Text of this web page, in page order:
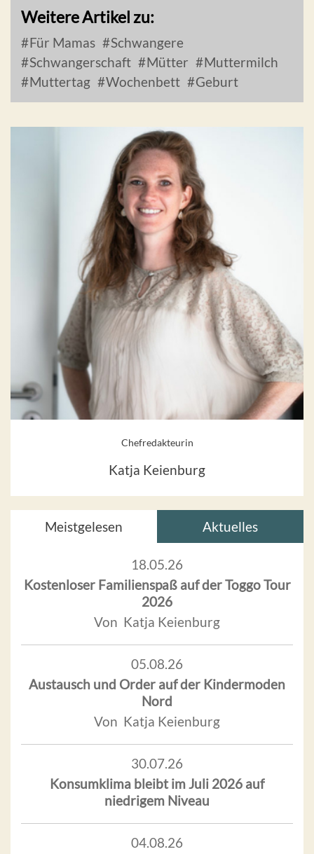
Weitere Artikel zu:
Für Mamas
Schwangere
Schwangerschaft
Mütter
Muttermilch
Muttertag
Wochenbett Geburt
Chefredakteurin
Katja Keienburg
Meistgelesen Aktuelles
18.05.26
Kostenloser Familienspaß auf der Toggo Tour
2026
Von Katja Keienburg
05.08.26
Austausch und Order auf der Kindermoden
Nord
Von Katja Keienburg
30.07.26
Konsumklima bleibt im Juli 2026 auf
niedrigem Niveau
04.08.26